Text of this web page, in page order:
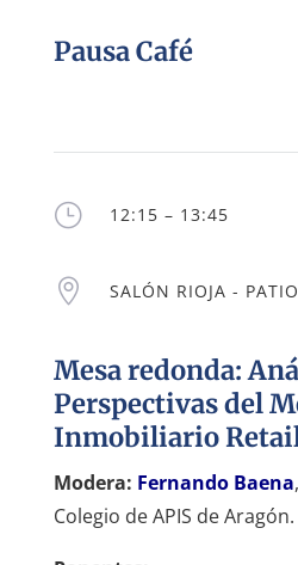
Pausa Café
} 12:15 – 13:45
 SALÓN RIOJA -
Mesa redonda:
Perspectivas del
Inmobiliario
Modera: Fernando Baena
Colegio de APIS de Aragón.